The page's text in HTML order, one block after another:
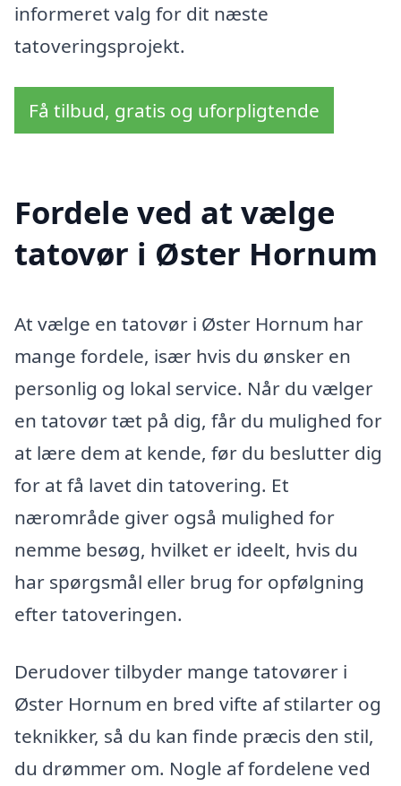
informeret valg for dit næste
tatoveringsprojekt.
Få tilbud, gratis og uforpligtende
Fordele ved at vælge
tatovør i Øster Hornum
At vælge en tatovør i Øster Hornum har
mange fordele, især hvis du ønsker en
personlig og lokal service. Når du vælger
en tatovør tæt på dig, får du mulighed for
at lære dem at kende, før du beslutter dig
for at få lavet din tatovering. Et
nærområde giver også mulighed for
nemme besøg, hvilket er ideelt, hvis du
har spørgsmål eller brug for opfølgning
efter tatoveringen.
Derudover tilbyder mange tatovører i
Øster Hornum en bred vifte af stilarter og
teknikker, så du kan finde præcis den stil,
du drømmer om. Nogle af fordelene ved